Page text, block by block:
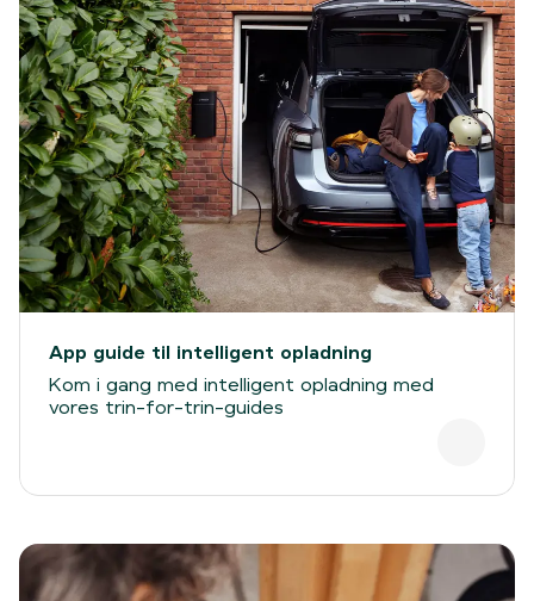
App guide til intelligent opladning
Kom i gang med intelligent opladning med
vores trin-for-trin-guides